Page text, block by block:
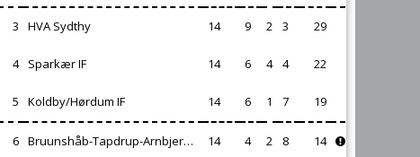
3 HVA Sydthy 14 9 2 3 29
4 Sparkær IF 14 6 4 4 22
5 Koldby/Hørdum IF 14 6 1 7 19
6 Bruunshåb-Tapdrup-Arnbjerg IF 14 4 2 8 14